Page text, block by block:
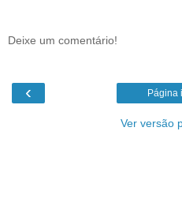
Deixe um comentário!
‹ Página
Ver versão